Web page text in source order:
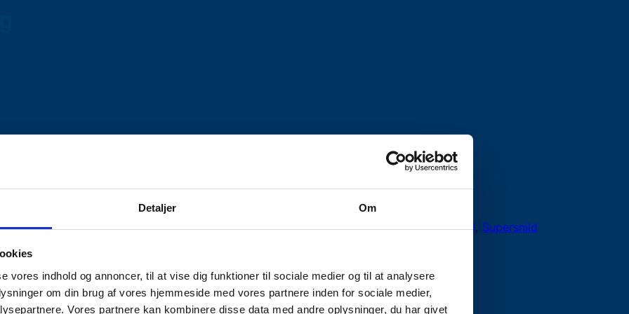
Detaljer Om
vores indhold og annoncer, til at vise dig funktioner til sociale medier og til at analysere
om din brug af vores hjemmeside med vores partnere inden for sociale medier,
Vores partnere kan kombinere disse data med andre oplysninger, du har givet
,Lagerreol Supersnild,Supersnild dækreoler Tags:Dækreol,Lagerreol,Stålreol, Supersnild